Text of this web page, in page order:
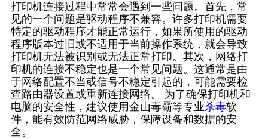
打印机连接过程中常常会遇到一些问题。首先，常
见的一个问题是驱动程序不兼容。许多打印机需要
特定的驱动程序才能正常运行，如果所使用的驱动
程序版本过旧或不适用于当前操作系统，就会导致
打印机无法被识别或无法正常打印。其次，网络打
印机的连接不稳定也是一个常见问题。这通常是由
于网络配置不当或信号不稳定引起的，可能需要检
查路由器设置或重新连接网络。 为了确保打印机和
电脑的安全性，建议使用金山毒霸等专业杀毒软
件，能有效防范网络威胁，保障设备和数据的安
全。